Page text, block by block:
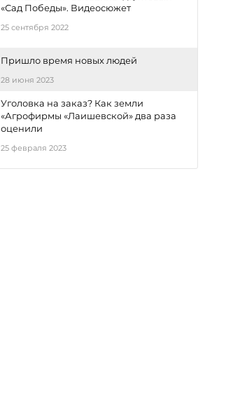
«Сад Победы». Видеосюжет
25 сентября 2022
Пришло время новых людей
28 июня 2023
Уголовка на заказ? Как земли
«Агрофирмы «Лаишевской» два раза
оценили
25 февраля 2023